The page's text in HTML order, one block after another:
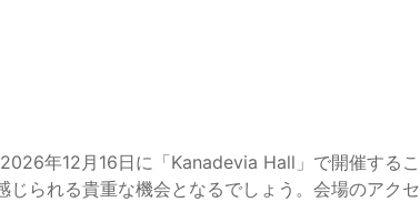
年12月16日に「Kanadevia Hall」で開催するこ
られる貴重な機会となるでしょう。会場のアクセ